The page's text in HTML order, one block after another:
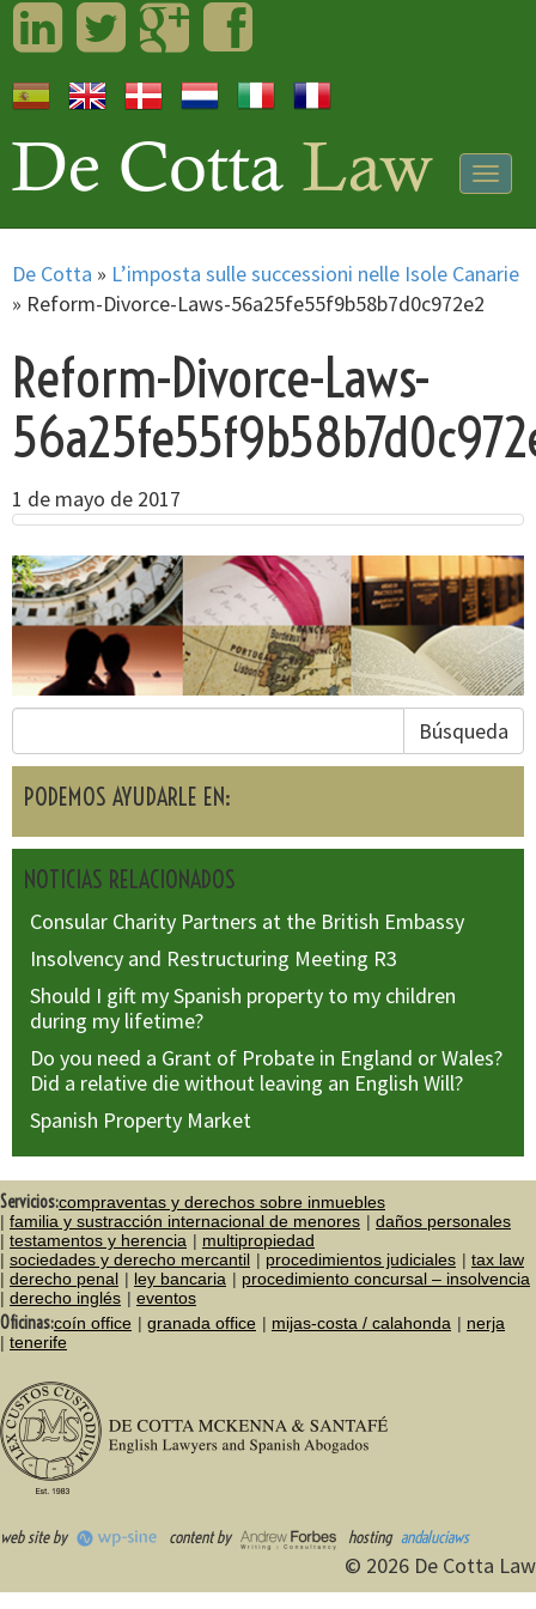
LinkedInTwitterGoogleplusFacebook
De Cotta » L’imposta sulle successioni nelle Isole Canarie
» Reform-Divorce-Laws-56a25fe55f9b58b7d0c972e2
Reform-Divorce-Laws-
1 de mayo de 2017
Búsqueda
PODEMOS AYUDARLE EN:
NOTICIAS RELACIONADOS
Consular Charity Partners at the British Embassy
Insolvency and Restructuring Meeting R3
Should I gift my Spanish property to my children
during my lifetime?
Do you need a Grant of Probate in England or Wales?
Did a relative die without leaving an English Will?
Spanish Property Market
Servicios:compraventas y derechos sobre inmuebles
familia y sustracción internacional de menores
daños personales
testamentos y herencia
multipropiedad
sociedades y derecho mercantil
procedimientos judiciales
tax law
derecho penal
ley bancaria
procedimiento concursal – insolvencia
derecho inglés
eventos
Oficinas:coín office granada office mijas-costa / calahonda
nerja
tenerife
web site by content by hosting andaluciaws
© 2026 De Cotta Law